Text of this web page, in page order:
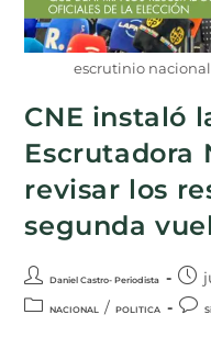
escrutinio
CNE instaló
Escrutadora
revisar los
segunda
Daniel Castro- Periodista
NACIONAL / POLITICA